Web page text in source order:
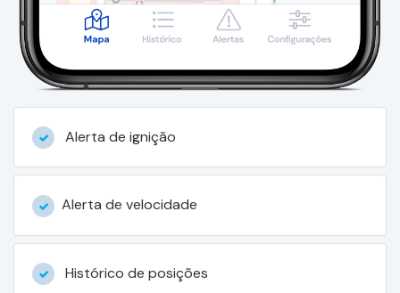
Alerta de ignição
Alerta de velocidade
Histórico de posições